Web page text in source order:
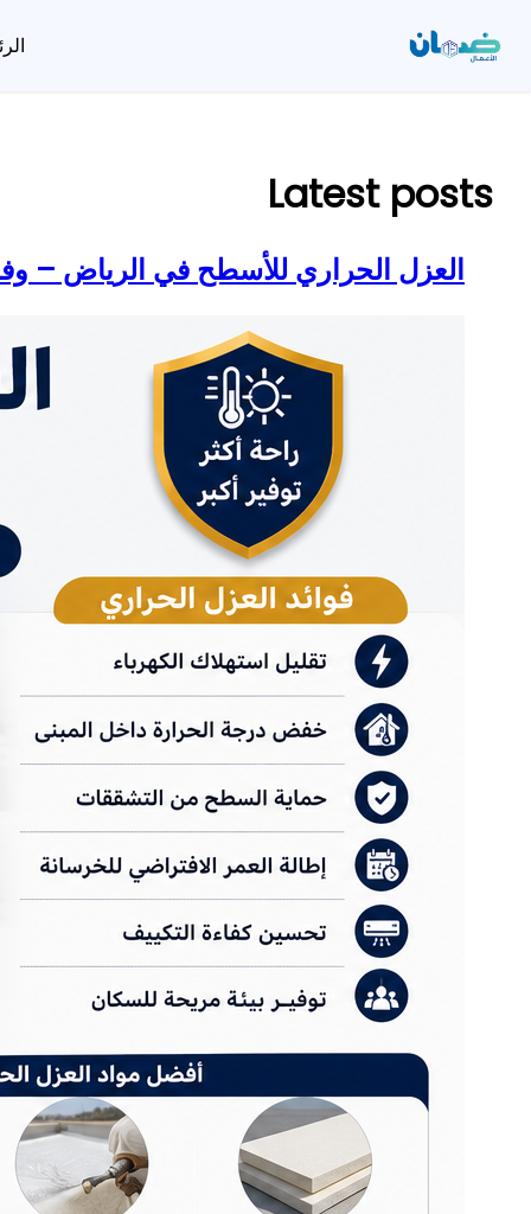
Latest posts
العزل الحراري للأسطح في الرياض –